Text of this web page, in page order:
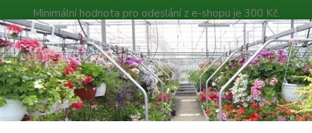
Minimální hodnota pro odeslání z e-shopu je 300 Kč.
můžete čekat nejpozději v následujícím týdnu po přijetí
Poradna Kontakty
Hledat